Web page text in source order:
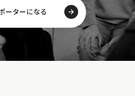
ーターになる